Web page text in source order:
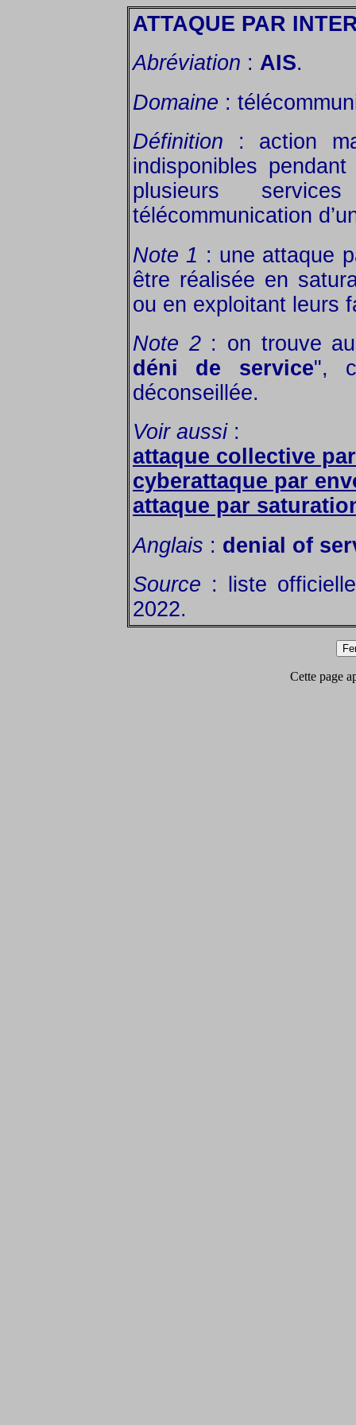
ATTAQUE PAR
Abréviation : AIS.
Domaine :
Définition : action
indisponibles
plusieurs
télécommunication
Note 1 : une attaque
être réalisée en
ou en exploitant leurs
Note 2: on trouve
déni de service",
déconseillée.
Voir aussi:
attaque collective
cyberattaque par
attaque par
Anglais : denial of
Source : liste
2022.
Cette page